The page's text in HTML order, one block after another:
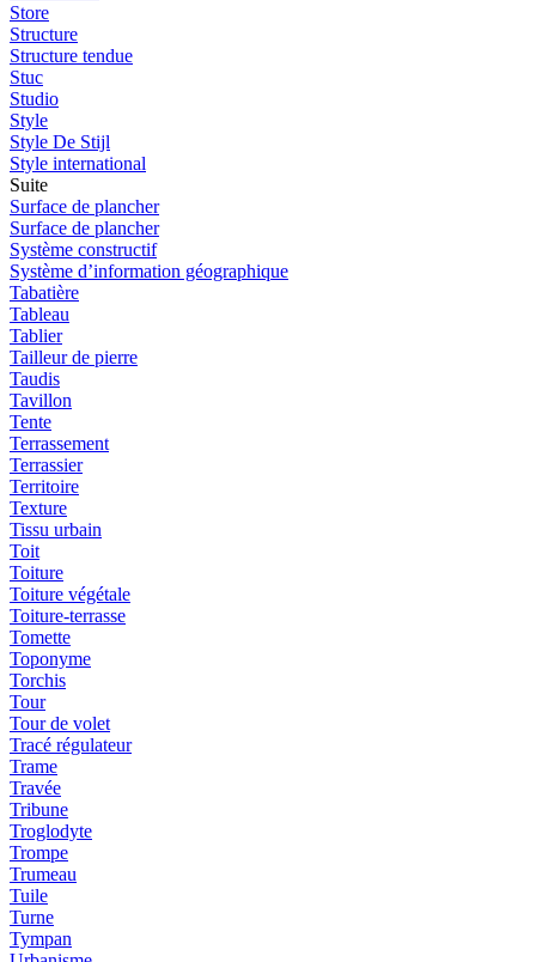
Store
Structure
Structure tendue
Stuc
Studio
Style
Style De Stijl
Style international
Suite
Surface de plancher
Surface de plancher
Système constructif
Système d’information géographique
Tabatière
Tableau
Tablier
Tailleur de pierre
Taudis
Tavillon
Tente
Terrassement
Terrassier
Territoire
Texture
Tissu urbain
Toit
Toiture
Toiture végétale
Toiture-terrasse
Tomette
Toponyme
Torchis
Tour
Tour de volet
Tracé régulateur
Trame
Travée
Tribune
Troglodyte
Trompe
Trumeau
Tuile
Turne
Tympan